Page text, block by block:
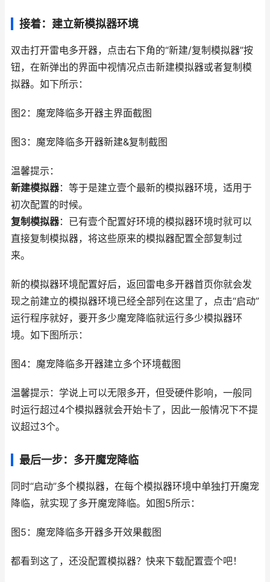
接着：建立新模拟器环境
双击打开雷电多开器，点击右下角的“新建/复制模拟器”按
钮，在新弹出的界面中视情况点击新建模拟器或者复制模
拟器。如下所示：
图2：魔宠降临多开器主界面截图
图3：魔宠降临多开器新建&复制截图
温馨提示：
新建模拟器：等于是建立壹个最新的模拟器环境，适用于
初次配置的时候。
复制模拟器：已有壹个配置好环境的模拟器环境时就可以
直接复制模拟器，将这些原来的模拟器配置全部复制过
来。
新的模拟器环境配置好后，返回雷电多开器首页你就会发
现之前建立的模拟器环境已经全部列在这里了，点击“启动”
运行程序就好，要开多少魔宠降临就运行多少模拟器环
境。如下图所示：
图4：魔宠降临多开器建立多个环境截图
温馨提示：学说上可以无限多开，但受硬件影响，一般同
时运行超过4个模拟器就会开始卡了，因此一般情况下不提
议超过3个。
最后一步：多开魔宠降临
同时“启动”多个模拟器，在每个模拟器环境中单独打开魔宠
降临，就实现了多开魔宠降临。如图5所示：
图5：魔宠降临多开器多开效果截图
都看到这了，还没配置模拟器？快来下载配置壹个吧！